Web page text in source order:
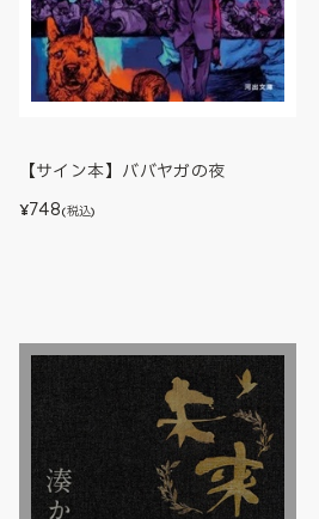
【サイン本】ババヤガの夜
¥748(税込)